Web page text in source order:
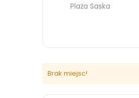
Plaża Saska
Brak miejsc!